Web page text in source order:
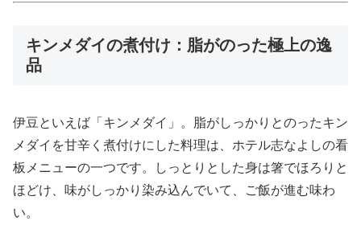
キンメダイの煮付け：脂がのった極上の逸
品
伊豆といえば「キンメダイ」。脂がしっかりとのったキン
メダイを甘辛く煮付けにした料理は、ホテル志なよしの看
板メニューの一つです。しっとりとした身は箸でほろりと
ほどけ、味がしっかり染み込んでいて、ご飯が進む味わ
い。